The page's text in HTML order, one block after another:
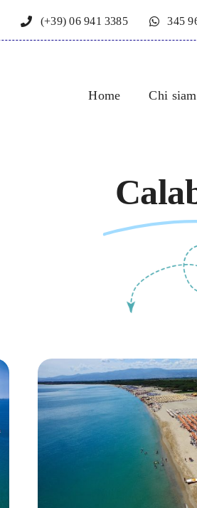
(+39) 06 941 3385 345
Home Chi